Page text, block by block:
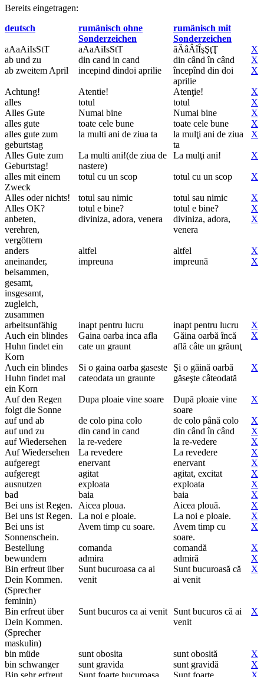
Bereits eingetragen:
deutsch
rumänisch ohne
Sonderzeichen
rumänisch mit
Sonderzeichen
aAaAiIsStT
aAaAiIsStT ăĂâÂîÎşŞţŢ
X
ab und zu
din cand in cand din când în când
X
ab zweitem April
incepind dindoi aprilie
începînd din doi
aprilie
X
Achtung! Atentie! Atenţie!
X
alles
totul totul
X
Alles Gute
Numai bine Numai bine
X
alles gute
toate cele bune toate cele bune
X
alles gute zum
geburtstag
la multi ani de ziua ta
la mulţi ani de ziua
ta
X
Alles Gute zum
Geburtstag!
La multi ani!(de ziua de
nastere)
La mulţi ani! X
alles mit einem
Zweck
totul cu un scop totul cu un scop X
Alles oder nichts! totul sau nimic totul sau nimic
X
Alles OK?
totul e bine? totul e bine?
X
anbeten,
verehren,
vergöttern
diviniza, adora, venera
diviniza, adora,
venera
X
anders altfel altfel
X
aneinander,
beisammen,
gesamt,
insgesamt,
zugleich,
zusammen
impreuna impreună X
arbeitsunfähig inapt pentru lucru inapt pentru lucru
X
Auch ein blindes
Huhn findet ein
Korn
Gaina oarba inca afla
cate un graunt
Găina oarbă încă
află câte un grăunţ
X
Auch ein blindes
Huhn findet mal
ein Korn
Si o gaina oarba gaseste
cateodata un graunte
Şi o găină oarbă
găseşte câteodată
X
Auf den Regen
folgt die Sonne
Dupa ploaie vine soare
După ploaie vine
soare
X
auf und ab de colo pina colo de colo până colo
X
auf und zu
din cand in cand din când în când
X
auf Wiedersehen
la re-vedere la re-vedere
X
Auf Wiedersehen
La revedere La revedere
X
aufgeregt
enervant enervant
X
aufgeregt
agitat agitat, excitat
X
ausnutzen
exploata exploata
X
bad
baia baia
X
Bei uns ist Regen.
Aicea ploua. Aicea plouă.
X
Bei uns ist Regen.
La noi e ploaie. La noi e ploaie.
X
Bei uns ist
Sonnenschein.
Avem timp cu soare.
Avem timp cu
soare.
X
Bestellung comanda comandă
X
bewundern
admira admiră
X
Bin erfreut über
Dein Kommen.
(Sprecher
feminin)
Sunt bucuroasa ca ai
venit
Sunt bucuroasă că
ai venit
X
Bin erfreut über
Dein Kommen.
(Sprecher
maskulin)
Sunt bucuros ca ai venit
Sunt bucuros că ai
venit
X
bin müde sunt obosita sunt obosită
X
bin schwanger
sunt gravida sunt gravidă
X